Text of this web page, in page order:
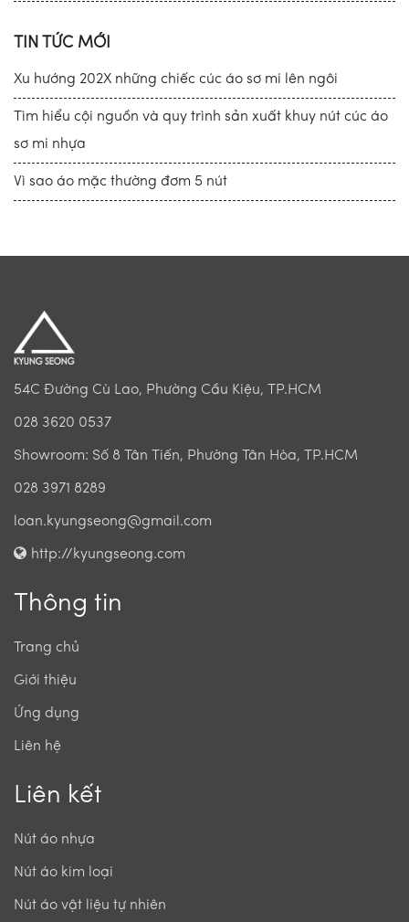
TIN TỨC MỚI
Xu hướng 202X những chiếc cúc áo sơ mi lên ngôi
Tìm hiểu cội nguồn và quy trình sản xuất khuy nút cúc áo
sơ mi nhựa
Vì sao áo mặc thường đơm 5 nút
54C Đường Cù Lao, Phường Cầu Kiệu, TP.HCM
028 3620 0537
Showroom: Số 8 Tân Tiến, Phường Tân Hòa, TP.HCM
028 3971 8289
loan.kyungseong@gmail.com
http://kyungseong.com
Thông tin
Trang chủ
Giới thiệu
Ứng dụng
Liên hệ
Liên kết
Nút áo nhựa
Nút áo kim loại
Nút áo vật liệu tự nhiên